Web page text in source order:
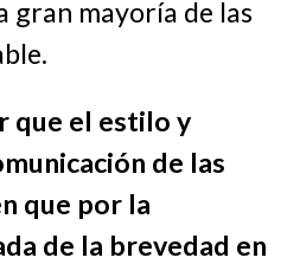
gran mayoría de las
que el estilo y
de las
que por la
de la brevedad en